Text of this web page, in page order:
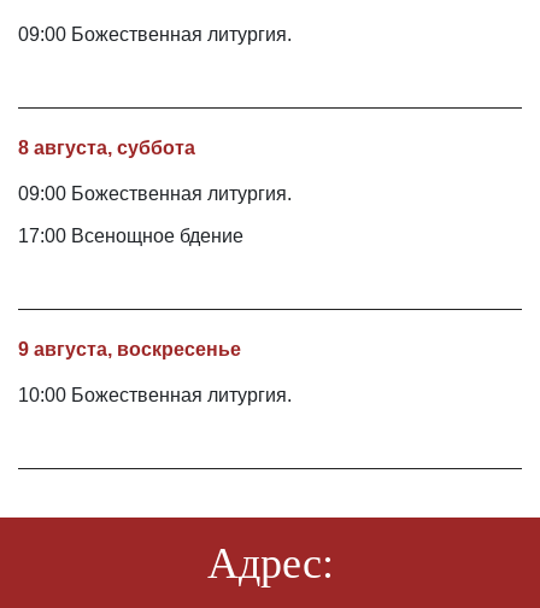
09:00 Божественная литургия.
8 августа, суббота
09:00 Божественная литургия.
17:00 Всенощное бдение
9 августа, воскресенье
10:00 Божественная литургия.
Адрес: